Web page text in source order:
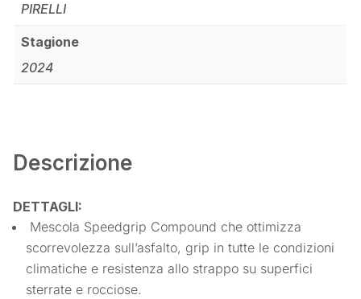
PIRELLI
Stagione
2024
Descrizione
DETTAGLI:
Mescola Speedgrip Compound che ottimizza
scorrevolezza sull’asfalto, grip in tutte le condizioni
climatiche e resistenza allo strappo su superfici
sterrate e rocciose.